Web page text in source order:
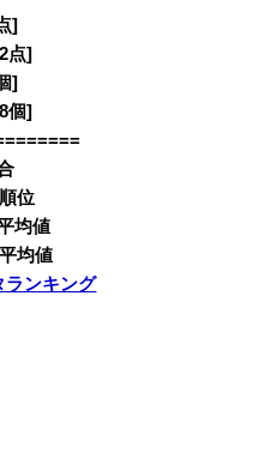
]
点]
]
個]
位
均値
均値
ランキング